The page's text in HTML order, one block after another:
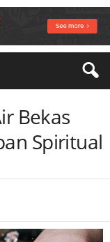
Bekas
Spiritual